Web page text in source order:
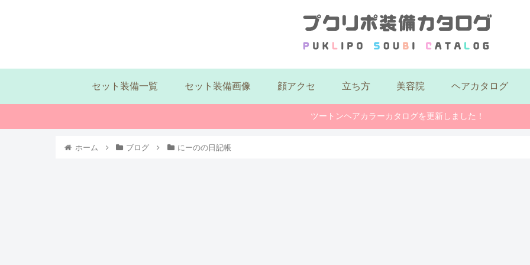
セット装備一覧 セット装備画像 顔アクセ 立ち方 美容院 ヘアカタログ
ツートンヘアカラーカタログを更新しました！
ホーム ブログ にーのの日記帳